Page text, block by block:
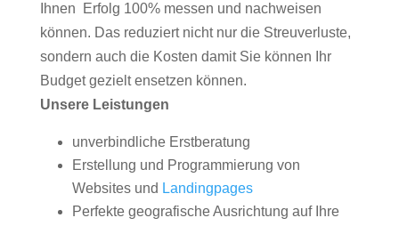
Ihnen Erfolg 100% messen und nachweisen
können. Das reduziert nicht nur die Streuverluste,
sondern auch die Kosten damit Sie können Ihr
Budget gezielt ensetzen können.
Unsere Leistungen
unverbindliche Erstberatung
Erstellung und Programmierung von
Websites und Landingpages
Perfekte geografische Ausrichtung auf Ihre